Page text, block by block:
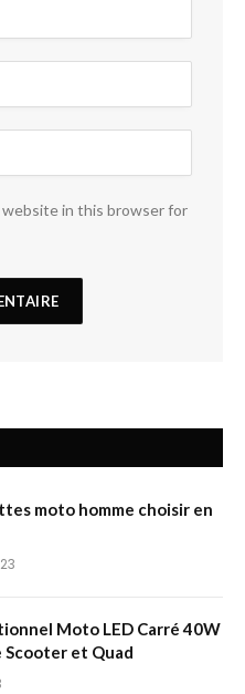
website in this browser for
moto homme choisir en
Moto LED Carré 40W
Scooter et Quad